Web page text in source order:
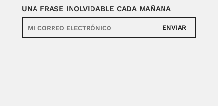
UNA FRASE INOLVIDABLE CADA MAÑANA
ENVIAR